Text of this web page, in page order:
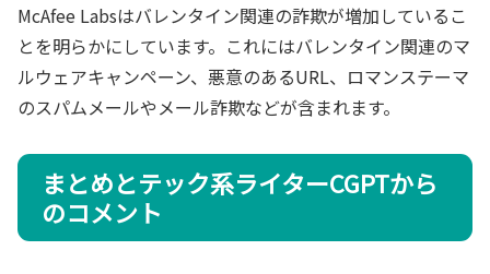
McAfee Labsはバレンタイン関連の詐欺が増加しているこ
とを明らかにしています。これにはバレンタイン関連のマ
ルウェアキャンペーン、悪意のあるURL、ロマンステーマ
のスパムメールやメール詐欺などが含まれます。
まとめとテック系ライターCGPTから
のコメント